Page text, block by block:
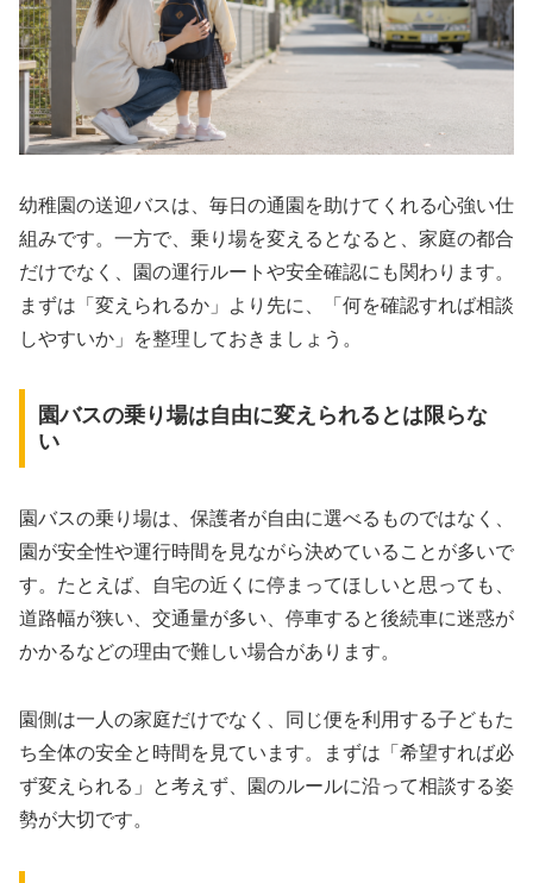
幼稚園の送迎バスは、毎日の通園を助けてくれる心強い仕
組みです。一方で、乗り場を変えるとなると、家庭の都合
だけでなく、園の運行ルートや安全確認にも関わります。
まずは「変えられるか」より先に、「何を確認すれば相談
しやすいか」を整理しておきましょう。
園バスの乗り場は自由に変えられるとは限らな
い
園バスの乗り場は、保護者が自由に選べるものではなく、
園が安全性や運行時間を見ながら決めていることが多いで
す。たとえば、自宅の近くに停まってほしいと思っても、
道路幅が狭い、交通量が多い、停車すると後続車に迷惑が
かかるなどの理由で難しい場合があります。
園側は一人の家庭だけでなく、同じ便を利用する子どもた
ち全体の安全と時間を見ています。まずは「希望すれば必
ず変えられる」と考えず、園のルールに沿って相談する姿
勢が大切です。